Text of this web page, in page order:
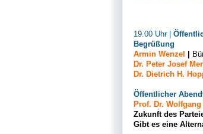
19.00 Uhr |
Begrüßung
Armin Wenzel
Dr. Peter Josef
Dr. Dietrich H.
Öffentlicher
Prof. Dr.
Zukunft des
Gibt es eine